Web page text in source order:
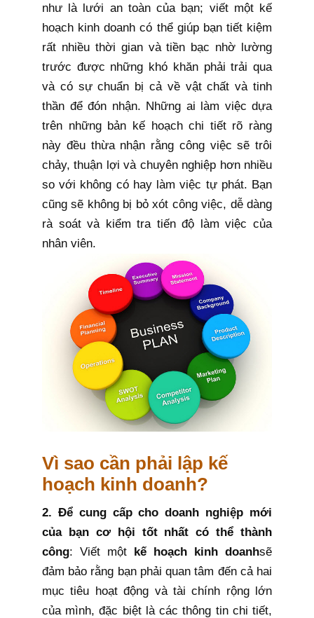
như là lưới an toàn của bạn; viết một kế
hoạch kinh doanh có thể giúp bạn tiết kiệm
rất nhiều thời gian và tiền bạc nhờ lường
trước được những khó khăn phải trải qua
và có sự chuẩn bị cả về vật chất và tinh
thần để đón nhận. Những ai làm việc dựa
trên những bản kế hoạch chi tiết rõ ràng
này đều thừa nhận rằng công việc sẽ trôi
chảy, thuận lợi và chuyên nghiệp hơn nhiều
so với không có hay làm việc tự phát. Bạn
cũng sẽ không bị bỏ xót công việc, dễ dàng
rà soát và kiểm tra tiến độ làm việc của
nhân viên.
Vì sao cần phải lập kế
hoạch kinh doanh?
2. Để cung cấp cho doanh nghiệp mới
của bạn cơ hội tốt nhất có thể thành
công: Viết một kế hoạch kinh doanhsẽ
đảm bảo rằng bạn phải quan tâm đến cả hai
mục tiêu hoạt động và tài chính rộng lớn
của mình, đặc biệt là các thông tin chi tiết,